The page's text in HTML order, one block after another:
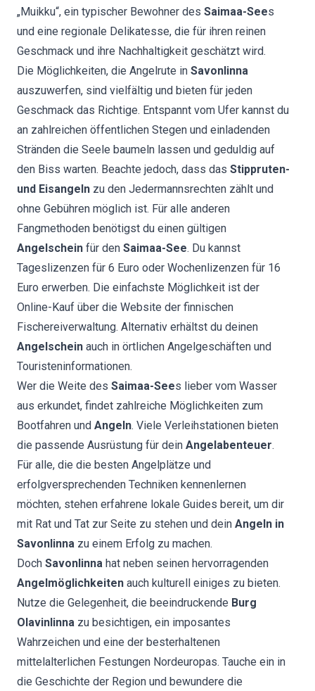
„Muikku“, ein typischer Bewohner des Saimaa-Sees
und eine regionale Delikatesse, die für ihren reinen
Geschmack und ihre Nachhaltigkeit geschätzt wird.
Die Möglichkeiten, die Angelrute in Savonlinna
auszuwerfen, sind vielfältig und bieten für jeden
Geschmack das Richtige. Entspannt vom Ufer kannst du
an zahlreichen öffentlichen Stegen und einladenden
Stränden die Seele baumeln lassen und geduldig auf
den Biss warten. Beachte jedoch, dass das Stippruten-
und Eisangeln zu den Jedermannsrechten zählt und
ohne Gebühren möglich ist. Für alle anderen
Fangmethoden benötigst du einen gültigen
Angelschein für den Saimaa-See. Du kannst
Tageslizenzen für 6 Euro oder Wochenlizenzen für 16
Euro erwerben. Die einfachste Möglichkeit ist der
Online-Kauf über die Website der finnischen
Fischereiverwaltung. Alternativ erhältst du deinen
Angelschein auch in örtlichen Angelgeschäften und
Touristeninformationen.
Wer die Weite des Saimaa-Sees lieber vom Wasser
aus erkundet, findet zahlreiche Möglichkeiten zum
Bootfahren und Angeln. Viele Verleihstationen bieten
die passende Ausrüstung für dein Angelabenteuer.
Für alle, die die besten Angelplätze und
erfolgversprechenden Techniken kennenlernen
möchten, stehen erfahrene lokale Guides bereit, um dir
mit Rat und Tat zur Seite zu stehen und dein Angeln in
Savonlinna zu einem Erfolg zu machen.
Doch Savonlinna hat neben seinen hervorragenden
Angelmöglichkeiten auch kulturell einiges zu bieten.
Nutze die Gelegenheit, die beeindruckende Burg
Olavinlinna zu besichtigen, ein imposantes
Wahrzeichen und eine der besterhaltenen
mittelalterlichen Festungen Nordeuropas. Tauche ein in
die Geschichte der Region und bewundere die